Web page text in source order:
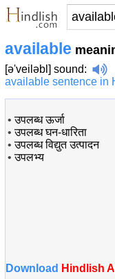
available
[ə'veiləbl] sound:
available sentence in
•उपलब्ध ऊर्जा
•उपलब्ध घन-धारिता
•उपलब्ध विद्युत उत्पादन
•उपलभ्य
Download Hindlish